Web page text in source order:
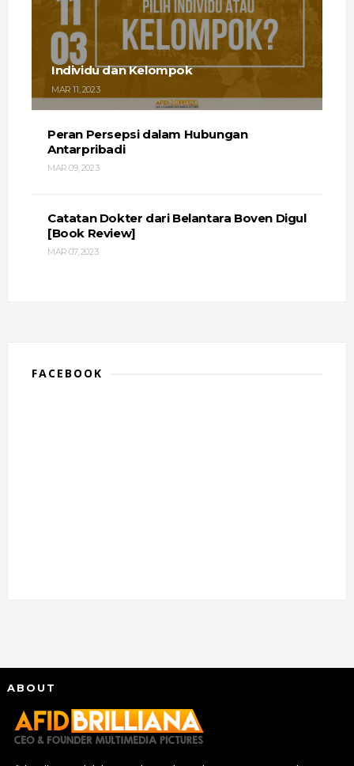
Individu dan Kelompok
MAR 11, 2023
Peran Persepsi dalam Hubungan
Antarpribadi
MAR 09, 2023
Catatan Dokter dari Belantara Boven Digul
[Book Review]
MAR 07, 2023
FACEBOOK
ABOUT